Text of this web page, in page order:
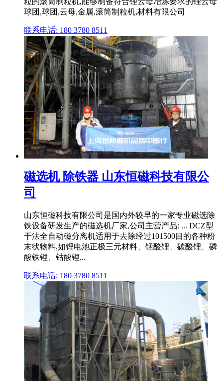
球团,球团,云母,金属,滚筒制粒机,材料有限公司
联系电话: 180 3780 8511
磁选机 除铁器 山东恒磁科技有限公
司
山东恒磁科技有限公司是国内外较早的一家专业磁选除
铁设备研发生产的磁选机厂家,公司主营产品: ... DCZ型
干法全自动磁分离机适用于去除经过101500目的各种粉
末状物料,如锂电池正极三元材料、锰酸锂、碳酸锂、磷
酸铁锂、钴酸锂...
联系电话: 180 3780 8511